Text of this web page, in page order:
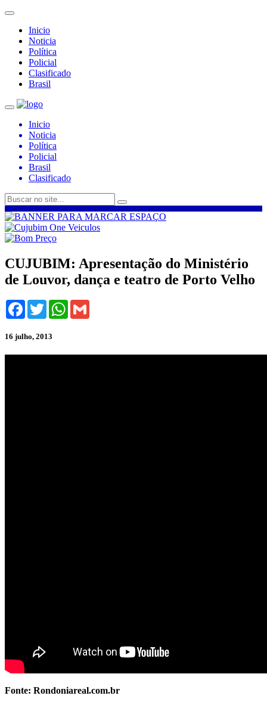
Inicio
Noticia
Política
Policial
Clasificado
Brasil
Inicio
Noticia
Política
Policial
Brasil
Clasificado
CUJUBIM: Apresentação do Ministério
de Louvor, dança e teatro de Porto Velho
Facebook
TwitterWhatsApp
16 julho, 2013
Fonte: Rondoniareal.com.br